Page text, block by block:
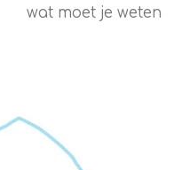
wat moet je weten